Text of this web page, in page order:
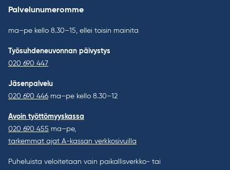
Palvelunumeromme
ma–pe kello 8.30–15, ellei toisin mainita
Työsuhdeneuvonnan päivystys
020 690 447
Jäsenpalvelu
020 690 446 ma–pe kello 8.30–12
Avoin työttömyyskassa
020 690 455 ma–pe,
tarkemmat ajat A-kassan verkkosivuilla
Puheluista veloitetaan vain paikallisverkko- tai